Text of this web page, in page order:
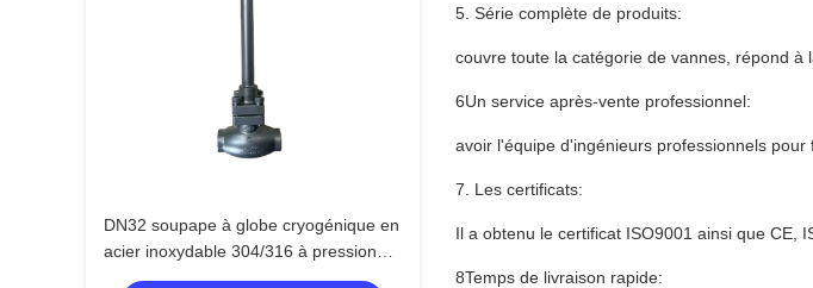
DN32 soupape à globe cryogénique en
acier inoxydable 304/316 à pression
maximale de 5,0 Mpa et à température
5. Série complète de produits:
couvre toute la catégorie de vannes, répond à
6Un service après-vente professionnel:
avoir l'équipe d'ingénieurs professionnels pour
7. Les certificats:
Il a obtenu le certificat ISO9001 ainsi que CE,
8Temps de livraison rapide: